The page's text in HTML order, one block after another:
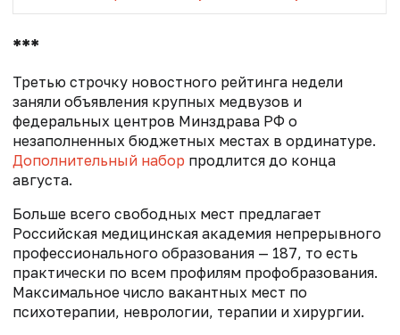
***
Третью строчку новостного рейтинга недели
заняли объявления крупных медвузов и
федеральных центров Минздрава РФ о
незаполненных бюджетных местах в ординатуре.
Дополнительный набор продлится до конца
августа.
Больше всего свободных мест предлагает
Российская медицинская академия непрерывного
профессионального образования — 187, то есть
практически по всем профилям профобразования.
Максимальное число вакантных мест по
психотерапии, неврологии, терапии и хирургии.